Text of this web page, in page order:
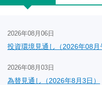
2026年08月06日
投資環境見通し（2026年08月
2026年08月03日
為替見通し（2026年8月3日）